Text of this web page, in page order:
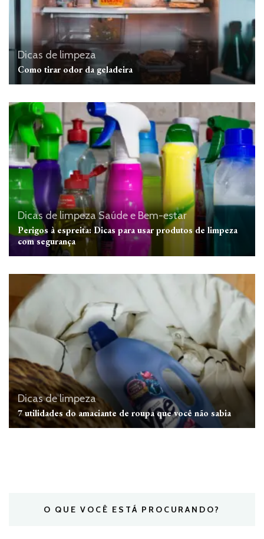
Dicas de limpeza
Como tirar odor da geladeira
Dicas de limpeza Saúde e Bem-estar
Perigos à espreita: Dicas para usar produtos de limpeza
com segurança
Dicas de limpeza
7 utilidades do amaciante de roupa que você não sabia
O QUE VOCÊ ESTÁ PROCURANDO?